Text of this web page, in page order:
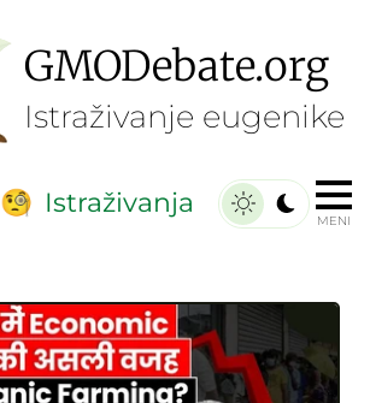
GMODebate.org
Istraživanje eugenike
🧐 Istraživanja
MENI